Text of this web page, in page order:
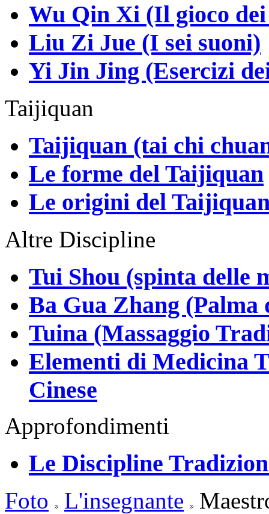
Wu Qin Xi (Il gioco
Liu Zi Jue (I sei suoni)
Yi Jin Jing (Esercizi
Taijiquan
Taijiquan (tai chi
Le forme del Taijiquan
Le origini del
Altre Discipline
Tui Shou (spinta delle
Ba Gua Zhang
Tuina (Massaggio
Elementi di Medicina
Cinese
Approfondimenti
Le Discipline
Foto L'insegnante